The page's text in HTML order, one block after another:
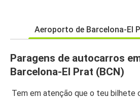
Aeroporto de Barcelona-El
Paragens de autocarros
Barcelona-El Prat (BCN)
Tem em atenção que o teu bilhete